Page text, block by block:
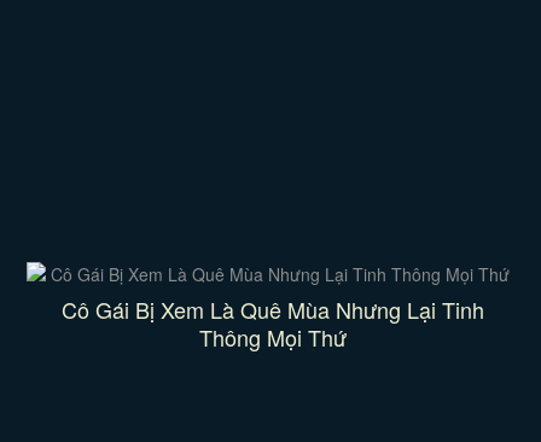
Cô Gái Bị Xem Là Quê Mùa Nhưng Lại Tinh
Thông Mọi Thứ